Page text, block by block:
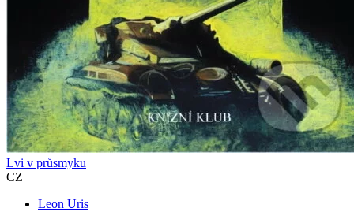
Lvi v průsmyku
CZ
Leon Uris